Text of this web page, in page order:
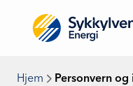
Hjem Personvern